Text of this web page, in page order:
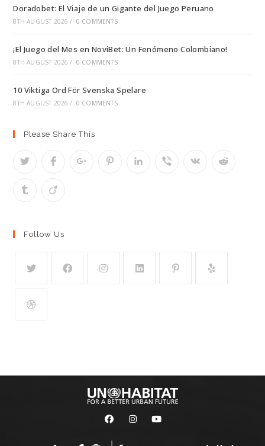
Doradobet: El Viaje de un Gigante del Juego Peruano
8TH AUGUST 2026 / 0 COMMENTS
¡El Juego del Mes en NoviBet: Un Fenómeno Colombiano!
8TH AUGUST 2026 / 0 COMMENTS
10 Viktiga Ord För Svenska Spelare
8TH AUGUST 2026 / 0 COMMENTS
Please Share This
Follow Us